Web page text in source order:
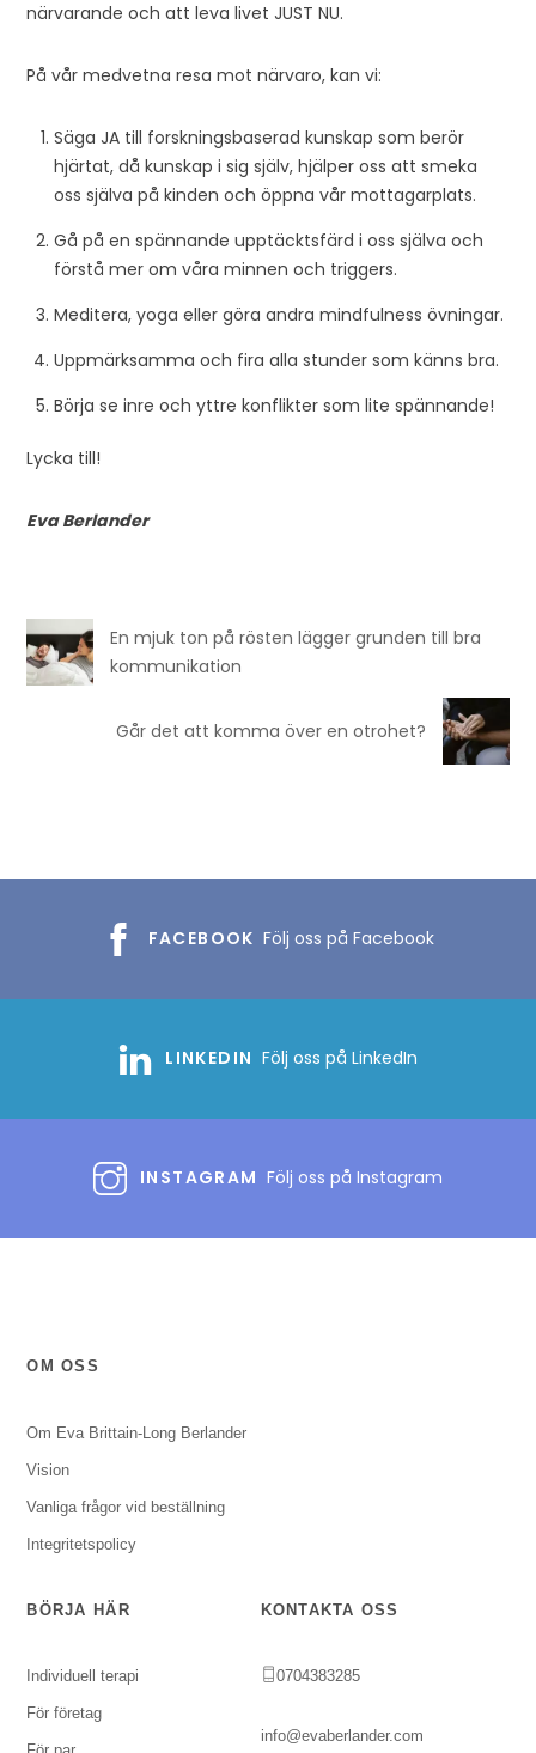
närvarande och att leva livet JUST NU.
På vår medvetna resa mot närvaro, kan vi:
Säga JA till forskningsbaserad kunskap som berör
hjärtat, då kunskap i sig själv, hjälper oss att smeka
oss själva på kinden och öppna vår mottagarplats.
Gå på en spännande upptäcktsfärd i oss själva och
förstå mer om våra minnen och triggers.
Meditera, yoga eller göra andra mindfulness övningar.
Uppmärksamma och fira alla stunder som känns bra.
Börja se inre och yttre konflikter som lite spännande!
Lycka till!
Eva Berlander
En mjuk ton på rösten lägger grunden till bra
kommunikation
Går det att komma över en otrohet?
FACEBOOK Följ oss på Facebook
LINKEDIN Följ oss på LinkedIn
INSTAGRAM Följ oss på Instagram
OM OSS
Om Eva Brittain-Long Berlander
Vision
Vanliga frågor vid beställning
Integritetspolicy
BÖRJA HÄR
Individuell terapi
För företag
KONTAKTA OSS
0704383285
info@evaberlander.com